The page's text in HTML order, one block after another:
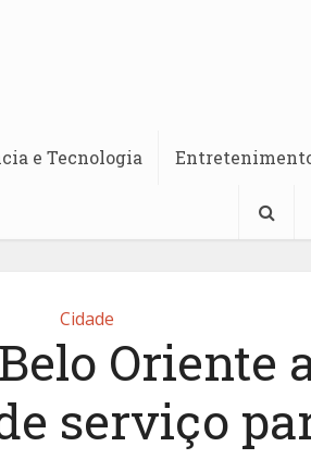
e Tecnologia
Cidade
Oriente
serviço